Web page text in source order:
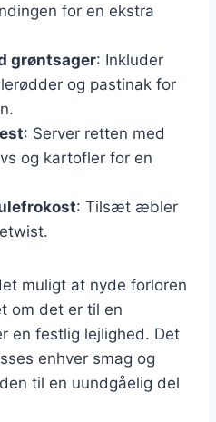
for en ekstra
grøntsager: Inkluder
og pastinak for
: Server retten med
og kartofler for en
: Tilsæt æbler
muligt at nyde forloren
om det er til en
en festlig lejlighed. Det
enhver smag og
til en uundgåelig del